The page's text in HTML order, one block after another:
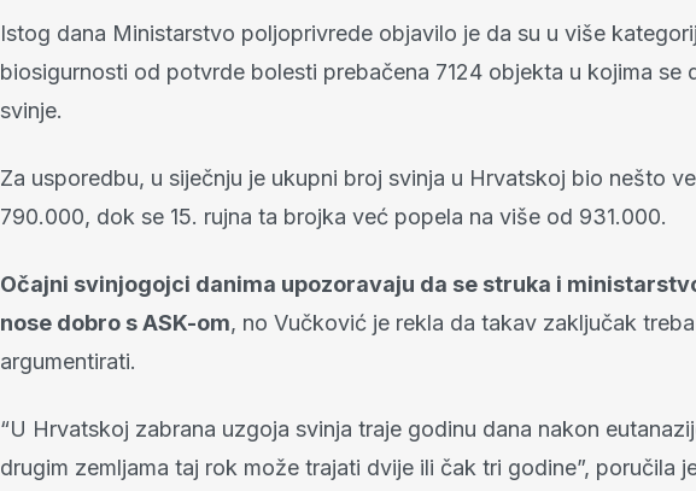
Istog dana Ministarstvo poljoprivrede objavilo je da su u više
biosigurnosti od potvrde bolesti prebačena 7124 objekta u kojima se
svinje.
Za usporedbu, u siječnju je ukupni broj svinja u Hrvatskoj bio nešto
790.000, dok se 15. rujna ta brojka već popela na više od 931.000.
Očajni svinjogojci danima upozoravaju da se struka i
nose dobro s ASK-om, no Vučković je rekla da takav zaključak
argumentirati.
“U Hrvatskoj zabrana uzgoja svinja traje godinu dana nakon
drugim zemljama taj rok može trajati dvije ili čak tri godine”, poručila